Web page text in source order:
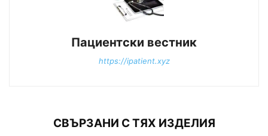
Пациентски вестник
https://ipatient.xyz
СВЪРЗАНИ С ТЯХ ИЗДЕЛИЯ